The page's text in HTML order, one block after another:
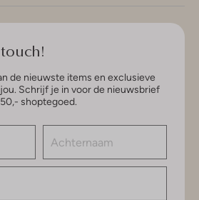
de nieuwste items en exclusieve
Schrijf je in voor de nieuwsbrief
shoptegoed.